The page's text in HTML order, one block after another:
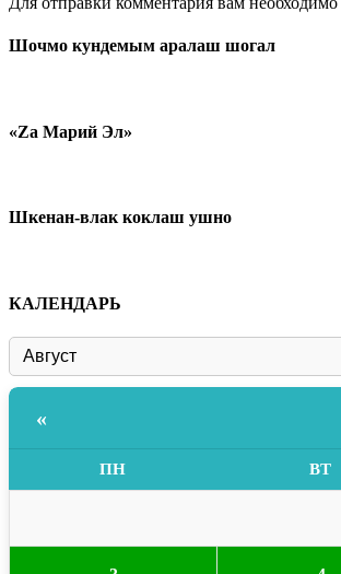
Шочмо кундемым аралаш шогал
«Zа Марий Эл»
Шкенан-влак коклаш ушно
КАЛЕНДАРЬ
«
ПН ВТ